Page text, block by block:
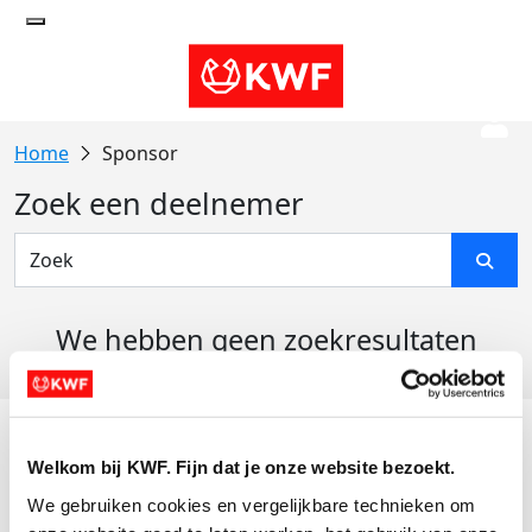
Welkom bij KWF. Fijn dat je onze website bezoekt.
We gebruiken cookies en vergelijkbare technieken om
Sponsor
Zoek een deelnemer
We hebben geen zoekresultaten
Actiematerialen
Evenementen